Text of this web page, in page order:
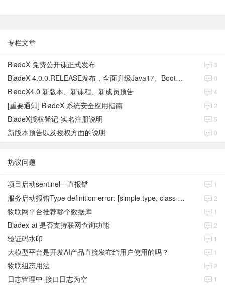
专栏文章
BladeX 免费公开课正式发布 3
BladeX 4.0.0.RELEASE发布，全面升级Java17、Boot3、Cloud2023 0
BladeX4.0 新版本、新课程、新成员预告 4
[重要通知] BladeX 系统安全应用指南 2
BladeX授权登记-实名注册说明 5
新版本预告以及授权方面的说明 0
热议问题
项目启动sentinel一直报错 1
服务启动报错Type definition error: [simple type, class java.time.Instant] 2
物联网平台推荐哪个数据库 1
Bladex-ai 是否支持联网查询功能 2
验证码水印 1
大模型平台是开发AI产品直接发布给用户使用的吗？ 1
物联组态用法 2
日志管理中-接口日志为空 1